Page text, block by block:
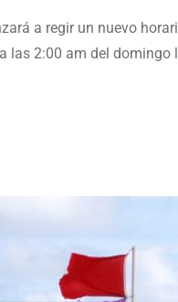
a regir un nuevo
las 2:00 am del